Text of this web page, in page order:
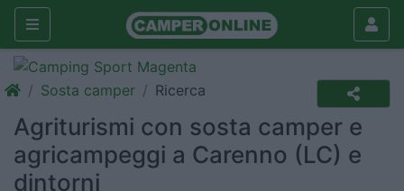
Sosta camper Ricerca
Agriturismi con sosta camper e
agricampeggi a Carenno (LC) e
dintorni